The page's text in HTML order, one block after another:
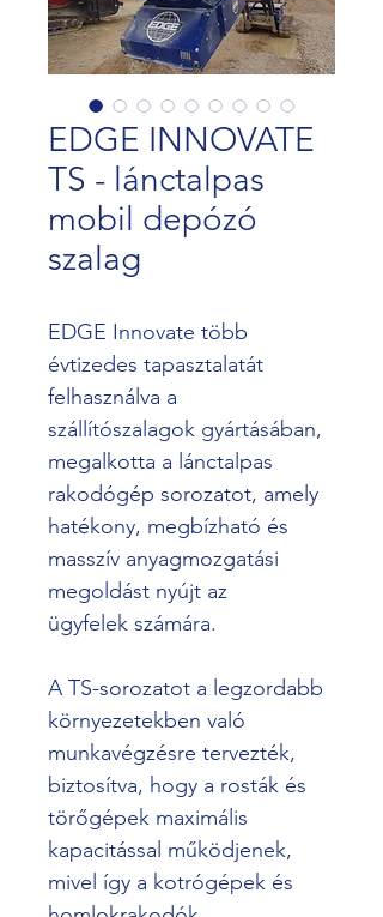
EDGE INNOVATE
TS - lánctalpas
mobil depózó
szalag
EDGE Innovate több
évtizedes tapasztalatát
felhasználva a
szállítószalagok gyártásában,
megalkotta a lánctalpas
rakodógép sorozatot, amely
hatékony, megbízható és
masszív anyagmozgatási
megoldást nyújt az
ügyfelek számára.
A TS-sorozatot a legzordabb
környezetekben való
munkavégzésre tervezték,
biztosítva, hogy a rosták és
törőgépek maximális
kapacitással működjenek,
mivel így a kotrógépek és